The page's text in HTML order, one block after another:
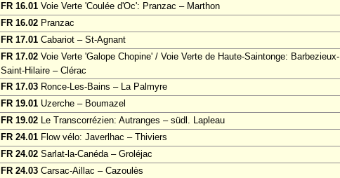
FR 16.01 Voie Verte 'Coulée d'Oc': Pranzac – Marthon
FR 16.02 Pranzac
FR 17.01 Cabariot – St-Agnant
FR 17.02 Voie Verte 'Galope Chopine' / Voie Verte de Haute-Saintonge: Barbezieux-
Saint-Hilaire – Clérac
FR 17.03 Ronce-Les-Bains – La Palmyre
FR 19.01 Uzerche – Boumazel
FR 19.02 Le Transcorrézien: Autranges – südl. Lapleau
FR 24.01 Flow vélo: Javerlhac – Thiviers
FR 24.02 Sarlat-la-Canéda – Groléjac
FR 24.03 Carsac-Aillac – Cazoulès